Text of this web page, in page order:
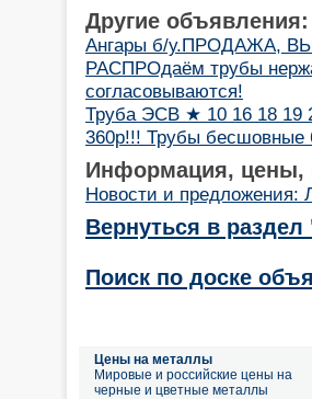
Другие объявления:
Ангары б/у.ПРОДАЖА,
РАСПРОдаём трубы
согласовываются!
Труба ЭСВ ★ 10 16 18 19
360р!!! Трубы бесшовные
Информация, цены,
Новости и предложения:
Вернуться в
Поиск по доске
Цены на металлы
Мировые и российские цены на
черные и цветные металлы